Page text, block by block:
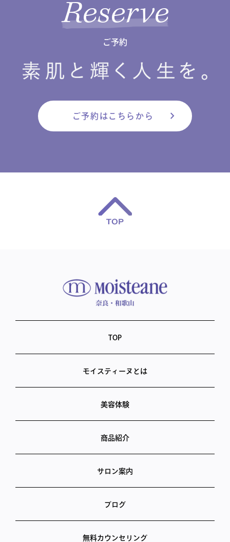
Reserve
ご予約
ご予約はこちらから chevron_right
TOP
モイスティーヌとは
美容体験
商品紹介
サロン案内
ブログ
無料カウンセリング